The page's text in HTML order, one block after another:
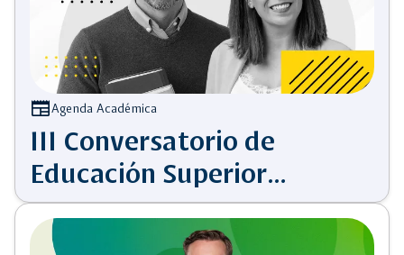
newspaperAgenda Académica
III Conversatorio de
Educación Superior
Inclusiva y Diversa:
docencia que deja huella